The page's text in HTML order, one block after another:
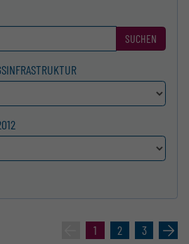
SUCHEN
1 2 3 »